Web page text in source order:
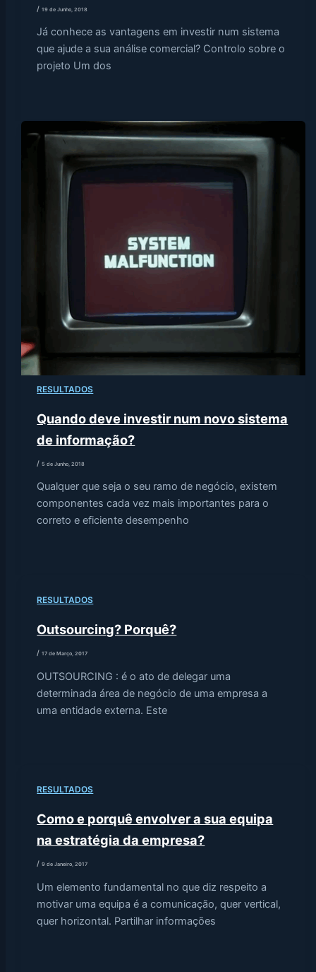
/19 de Junho, 2018
Já conhece as vantagens em investir num sistema
que ajude a sua análise comercial? Controlo sobre o
projeto Um dos
RESULTADOS
Quando deve investir num novo sistema
de informação?
/5 de Junho, 2018
Qualquer que seja o seu ramo de negócio, existem
componentes cada vez mais importantes para o
correto e eficiente desempenho
RESULTADOS
Outsourcing? Porquê?
/17 de Março, 2017
OUTSOURCING : é o ato de delegar uma
determinada área de negócio de uma empresa a
uma entidade externa. Este
RESULTADOS
Como e porquê envolver a sua equipa
na estratégia da empresa?
/9 de Janeiro, 2017
Um elemento fundamental no que diz respeito a
motivar uma equipa é a comunicação, quer vertical,
quer horizontal. Partilhar informações